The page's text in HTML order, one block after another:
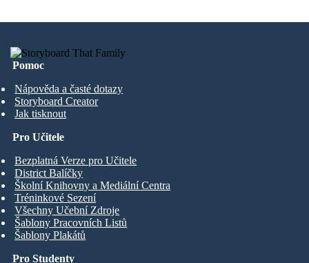
Pomoc
Nápověda a časté dotazy
Storyboard Creator
Jak tisknout
Pro Studenty
Pro Učitele
Bezplatná Verze pro Učitele
District Balíčky
Školní Knihovny a Mediální Centra
Tréninkové Sezení
Všechny Učební Zdroje
Šablony Pracovních Listů
Šablony Plakátů